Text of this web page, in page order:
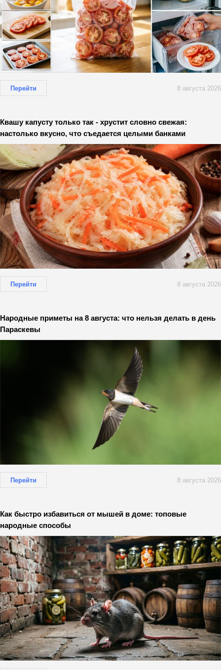
Перейти 8 августа 2026
Квашу капусту только так - хрустит словно свежая:
настолько вкусно, что съедается целыми банками
Перейти 8 августа 2026
Народные приметы на 8 августа: что нельзя делать в день
Параскевы
Перейти 8 августа 2026
Как быстро избавиться от мышей в доме: топовые
народные способы